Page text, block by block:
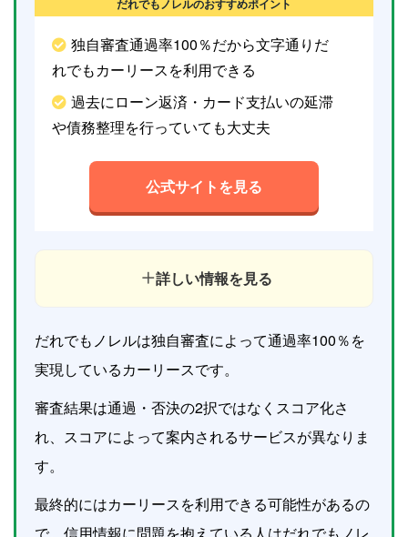
独自審査通過率100％だから文字通りだ
れでもカーリースを利用できる
過去にローン返済・カード支払いの延滞
や債務整理を行っていても大丈夫
公式サイトを見る
詳しい情報を見る
だれでもノレルは独自審査によって通過率100％を
実現しているカーリースです。
審査結果は通過・否決の2択ではなくスコア化さ
れ、スコアによって案内されるサービスが異なりま
す。
最終的にはカーリースを利用できる可能性があるの
で、信用情報に問題を抱えている人はだれでもノレ